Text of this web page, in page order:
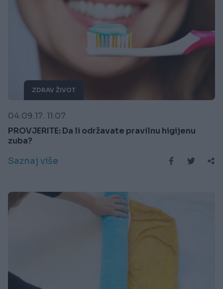
ZDRAV ŽIVOT
04.09.17. 11:07
PROVJERITE: Da li održavate pravilnu higijenu
zuba?
Saznaj više